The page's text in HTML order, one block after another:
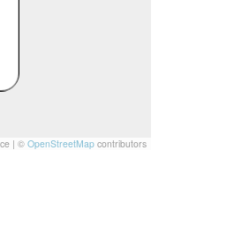
| ©OpenStreetMap contributors